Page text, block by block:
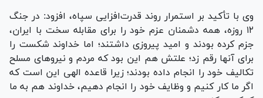
وی با تأکید بر استمرار روند قدرت‌افزایی سپاه، افزود: در جنگ
۱۲ روزه، همه دشمنان عزم خود را برای مقابله سخت با ایران،
جزم کرده بودند و امید پیروزی داشتند؛ اما خداوند شکست را
برای آنها رقم زد؛ علتش هم این بود که مردم و نیرو‌های مسلح
تکالیف خود را انجام داده بودند؛ زیرا قاعده الهی این است که
اگر ما کار کنیم و وظایف خود را انجام دهیم، خداوند هم به ما